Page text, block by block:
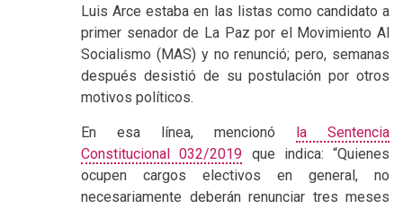
Luis Arce estaba en las listas como candidato a
primer senador de La Paz por el Movimiento Al
Socialismo (MAS) y no renunció; pero, semanas
después desistió de su postulación por otros
motivos políticos.
En esa línea, mencionó la Sentencia
Constitucional 032/2019 que indica: “Quienes
ocupen cargos electivos en general, no
necesariamente deberán renunciar tres meses